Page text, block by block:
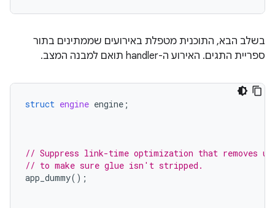
בשלב הבא, התוכנית מטפלת באירועים שממתינים בתור
ספריית התגים. האירוע ה-handler תואם למבנה המצב.
struct engine engine ;
// Suppress link-time optimization that removes
// to make sure glue isn't stripped.
app_dummy();